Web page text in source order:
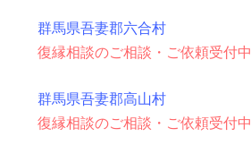
群馬県吾妻郡六合村
復縁相談のご相談・ご依頼受付中
群馬県吾妻郡高山村
復縁相談のご相談・ご依頼受付中